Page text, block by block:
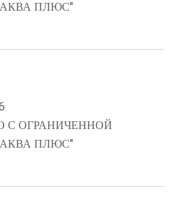
ПЛЮС"
С ОГРАНИЧЕННОЙ
ПЛЮС"